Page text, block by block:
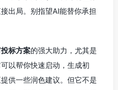
出局。别指望AI能替你承担
投标方案的强大助力，尤其是
以帮你快速启动，生成初
供一些润色建议。但它不是